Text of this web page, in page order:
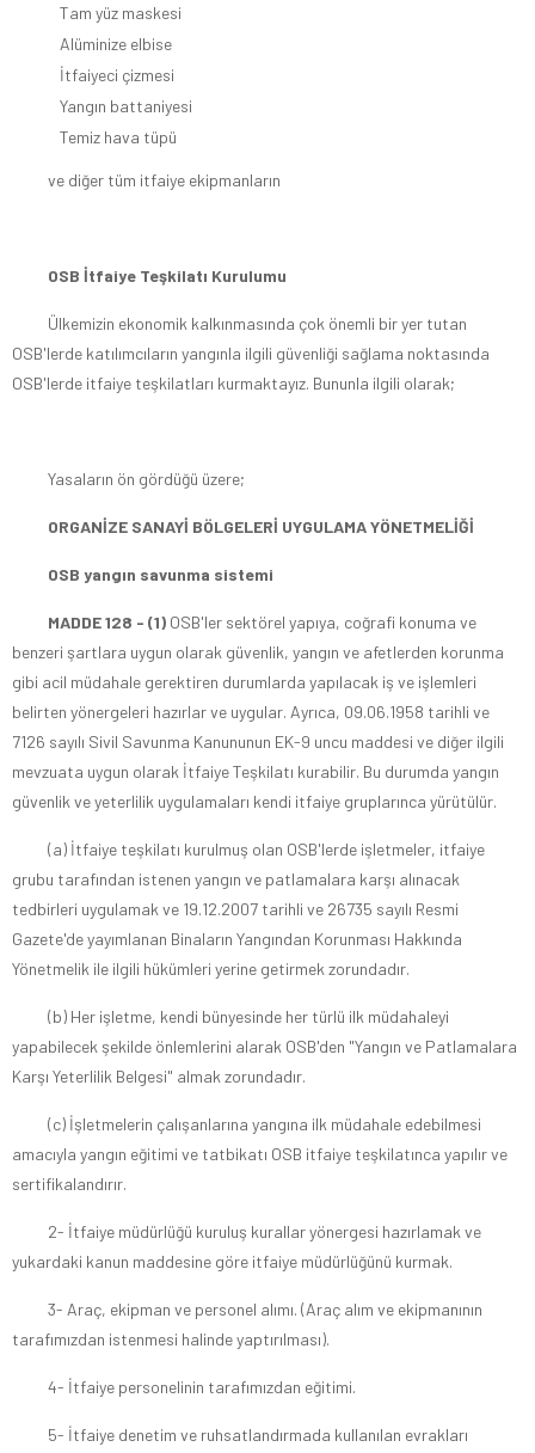
Tam yüz maskesi
Alüminize elbise
İtfaiyeci çizmesi
Yangın battaniyesi
Temiz hava tüpü
ve diğer tüm itfaiye ekipmanların
OSB İtfaiye Teşkilatı Kurulumu
Ülkemizin ekonomik kalkınmasında çok önemli bir yer tutan
OSB'lerde katılımcıların yangınla ilgili güvenliği sağlama noktasında
OSB'lerde itfaiye teşkilatları kurmaktayız. Bununla ilgili olarak;
Yasaların ön gördüğü üzere;
ORGANİZE SANAYİ BÖLGELERİ UYGULAMA YÖNETMELİĞİ
OSB yangın savunma sistemi
MADDE 128 - (1) OSB'ler sektörel yapıya, coğrafi konuma ve
benzeri şartlara uygun olarak güvenlik, yangın ve afetlerden korunma
gibi acil müdahale gerektiren durumlarda yapılacak iş ve işlemleri
belirten yönergeleri hazırlar ve uygular. Ayrıca, 09.06.1958 tarihli ve
7126 sayılı Sivil Savunma Kanununun EK-9 uncu maddesi ve diğer ilgili
mevzuata uygun olarak İtfaiye Teşkilatı kurabilir. Bu durumda yangın
güvenlik ve yeterlilik uygulamaları kendi itfaiye gruplarınca yürütülür.
(a) İtfaiye teşkilatı kurulmuş olan OSB'lerde işletmeler, itfaiye
grubu tarafından istenen yangın ve patlamalara karşı alınacak
tedbirleri uygulamak ve 19.12.2007 tarihli ve 26735 sayılı Resmi
Gazete'de yayımlanan Binaların Yangından Korunması Hakkında
Yönetmelik ile ilgili hükümleri yerine getirmek zorundadır.
(b) Her işletme, kendi bünyesinde her türlü ilk müdahaleyi
yapabilecek şekilde önlemlerini alarak OSB'den "Yangın ve Patlamalara
Karşı Yeterlilik Belgesi" almak zorundadır.
(c) İşletmelerin çalışanlarına yangına ilk müdahale edebilmesi
amacıyla yangın eğitimi ve tatbikatı OSB itfaiye teşkilatınca yapılır ve
sertifikalandırır.
2- İtfaiye müdürlüğü kuruluş kurallar yönergesi hazırlamak ve
yukardaki kanun maddesine göre itfaiye müdürlüğünü kurmak.
3- Araç, ekipman ve personel alımı. (Araç alım ve ekipmanının
tarafımızdan istenmesi halinde yaptırılması).
4- İtfaiye personelinin tarafımızdan eğitimi.
5- İtfaiye denetim ve ruhsatlandırmada kullanılan evrakları